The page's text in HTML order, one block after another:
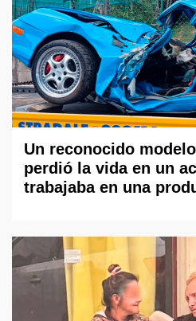
Un reconocido
perdió la vida en un
trabajaba en una